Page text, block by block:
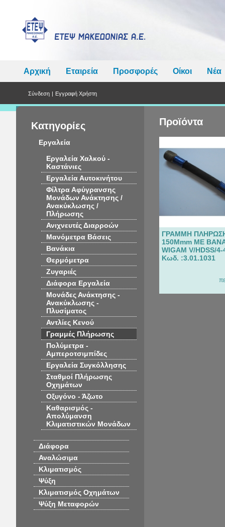
Αρχική Εταιρεία Προσφορές Οίκοι Νέα
Σύνδεση | Εγγραφή Χρήστη
Κατηγορίες
Εργαλεία
Εργαλεία Χαλκού -
Καστάνιες
Εργαλεία Αυτοκινήτου
Φίλτρα Αφύγρανσης
Μονάδων Ανάκτησης /
Ανακύκλωσης /
Πλήρωσης
Ανιχνευτές Διαρροών
Μανόμετρα Βάσεις
Βανάκια
Θερμόμετρα
Ζυγαριές
Διάφορα Εργαλεία
Μονάδες Ανάκτησης -
Ανακύκλωσης -
Πλυσίματος
Αντλίες Κενού
Γραμμές Πλήρωσης
Πολύμετρα -
Αμπεροτσιμπίδες
Εργαλεία Συγκόλλησης
Σταθμοί Πλήρωσης
Οχημάτων
Οξυγόνο - Άζωτο
Καθαρισμός -
Απολύμανση
Κλιματιστικών Μονάδων
Διάφορα
Αναλώσιμα
Κλιματισμός
Ψύξη
Κλιματισμός Οχημάτων
Ψύξη Μεταφορών
Προϊόντα
ΓΡΑΜΜΗ
150Mmm ΜΕ
WIGAM V/HDSS/4-
Κωδ. :3.01.1031